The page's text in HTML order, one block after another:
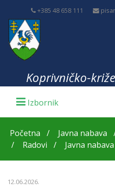
+385 48 658 111
Koprivničko-
Početna Javna nabava
Radovi
Javna
12.06.2026.